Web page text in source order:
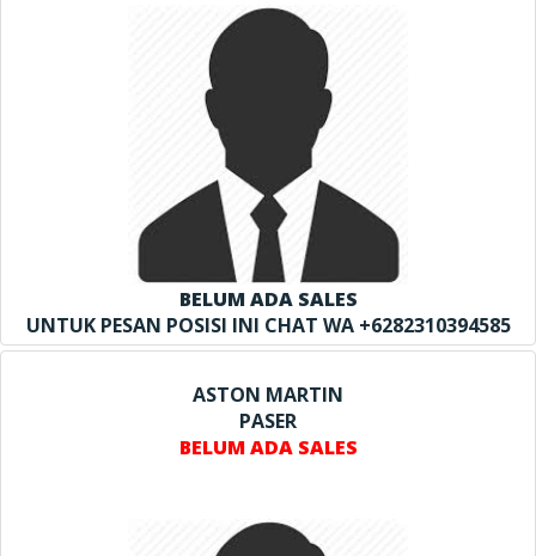
BELUM ADA SALES
UNTUK PESAN POSISI INI CHAT WA +6282310394585
ASTON MARTIN
PASER
BELUM ADA SALES